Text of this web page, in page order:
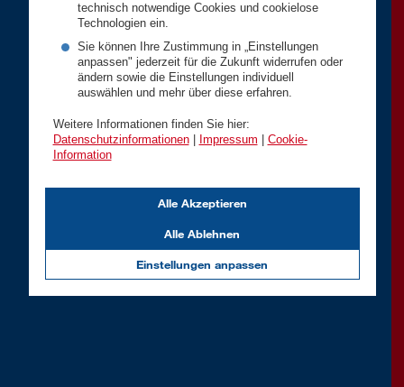
technisch notwendige Cookies und cookielose
Technologien ein.
Sie können Ihre Zustimmung in „Einstellungen
anpassen" jederzeit für die Zukunft widerrufen oder
ändern sowie die Einstellungen individuell
auswählen und mehr über diese erfahren.
Weitere Informationen finden Sie hier:
Datenschutzinformationen| Impressum
Cookie-
Information
Einstellungen anpassen
Alle Ablehnen
Alle Akzeptieren